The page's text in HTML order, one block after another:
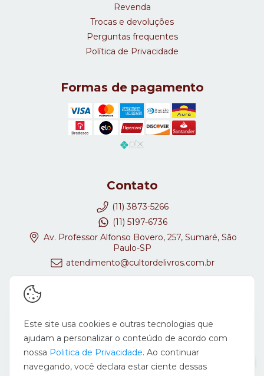
Revenda
Trocas e devoluções
Perguntas frequentes
Política de Privacidade
Formas de pagamento
Contato
(11) 3873-5266
(11) 5197-6736
Av. Professor Alfonso Bovero, 257, Sumaré, São
Paulo-SP
atendimento@cultordelivros.com.br
Este site usa cookies e outras tecnologias que
ajudam a personalizar o conteúdo de acordo com
nossa Politica de Privacidade. Ao continuar
navegando, você declara estar ciente dessas